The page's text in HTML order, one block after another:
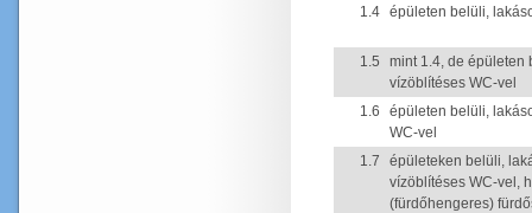
1.4 épületen belüli,
1.5
mint 1.4, de épületen
vízöblítéses WC-vel
1.6
épületen belüli,
WC-vel
1.7
épületeken belüli,
vízöblítéses WC-vel,
(fürdőhengeres)